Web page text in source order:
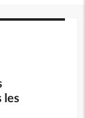
les